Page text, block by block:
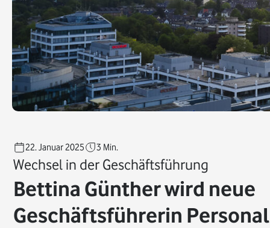
22. Januar 2025 3 Min.
Wechsel in der Geschäftsführung
Bettina Günther wird neue
Geschäftsführerin Personal